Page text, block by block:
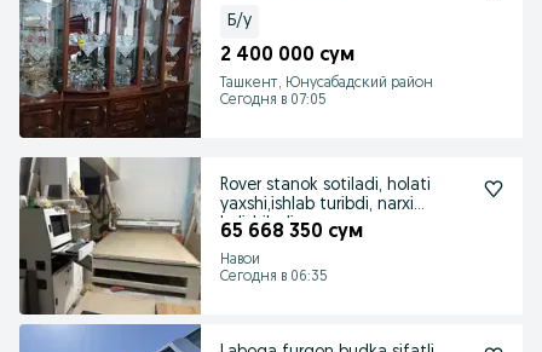
Б/у
2 400 000 сум
Ташкент, Юнусабадский район
Сегодня в 07:05
Rover stanok sotiladi, holati
yaxshi,ishlab turibdi, narxi
kelishiladi
65 668 350 сум
Навои
Сегодня в 06:35